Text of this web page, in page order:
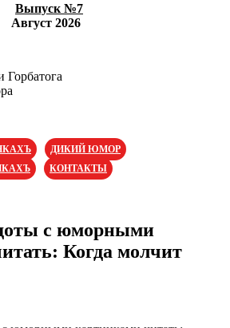
Выпуск №7
Август 2026
Горбатога
ДИКИЙ ЮМОР
КОНТАКТЫ
с юморными
Когда молчит